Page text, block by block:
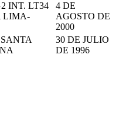
INT. LT34
LIMA-
4 DE
AGOSTO DE
2000
30 DE JULIO
DE 1996